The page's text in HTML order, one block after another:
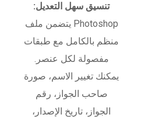
تنسيق سهل التعديل:
يتضمن ملف Photoshop
منظم بالكامل مع طبقات
مفصولة لكل عنصر.
يمكنك تغيير الاسم، صورة
صاحب الجواز، رقم
الجواز، تاريخ الإصدار،